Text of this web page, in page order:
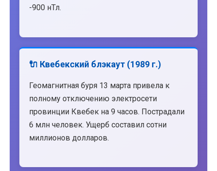
-900 нТл.
🔌 Квебекский блэкаут (1989 г.)
Геомагнитная буря 13 марта привела к
полному отключению электросети
провинции Квебек на 9 часов. Пострадали
6 млн человек. Ущерб составил сотни
миллионов долларов.